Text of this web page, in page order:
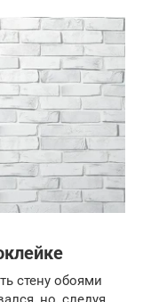
стену обоями